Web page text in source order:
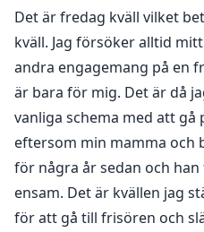
uppenbarligen mycket
nog hjälpte han mig upp
Sankt Andreas-korset där
och ben. Jag älskade
jag blir piskad, och det var
ikväll. Jag berättade för
var Cupcake. Sir blev
men allt har en mening i
mig, det kändes som
över min kropp. Men Sir
Det är fredag kväll vilket
kväll. Jag försöker alltid
andra engagemang på en
är bara för mig. Det är då
vanliga schema med att gå
eftersom min mamma och
för några år sedan och
ensam. Det är kvällen jag
för att gå till frisören och